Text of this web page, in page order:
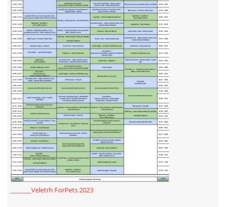
_______Veletrh ForPets 2023